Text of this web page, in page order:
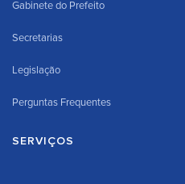
Gabinete do Prefeito
Secretarias
Legislação
Perguntas Frequentes
SERVIÇOS